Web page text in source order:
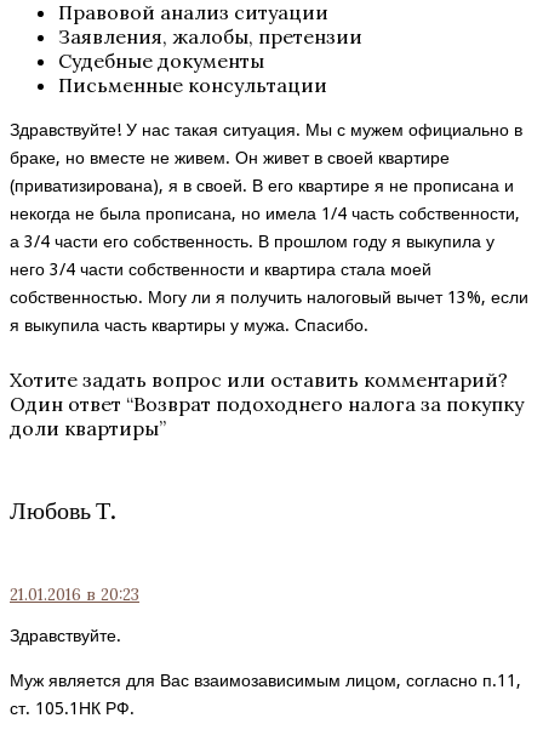
Правовой анализ ситуации
Заявления, жалобы, претензии
Судебные документы
Письменные консультации
Здравствуйте! У нас такая ситуация. Мы с мужем официально в
браке, но вместе не живем. Он живет в своей квартире
(приватизирована), я в своей. В его квартире я не прописана и
некогда не была прописана, но имела 1/4 часть собственности,
а 3/4 части его собственность. В прошлом году я выкупила у
него 3/4 части собственности и квартира стала моей
собственностью. Могу ли я получить налоговый вычет 13%, если
я выкупила часть квартиры у мужа. Спасибо.
Хотите задать вопрос или оставить комментарий?
Один ответ “Возврат подоходнего налога за покупку
доли квартиры”
Любовь Т.
21.01.2016 в 20:23
Здравствуйте.
Муж является для Вас взаимозависимым лицом, согласно п.11,
ст. 105.1НК РФ.